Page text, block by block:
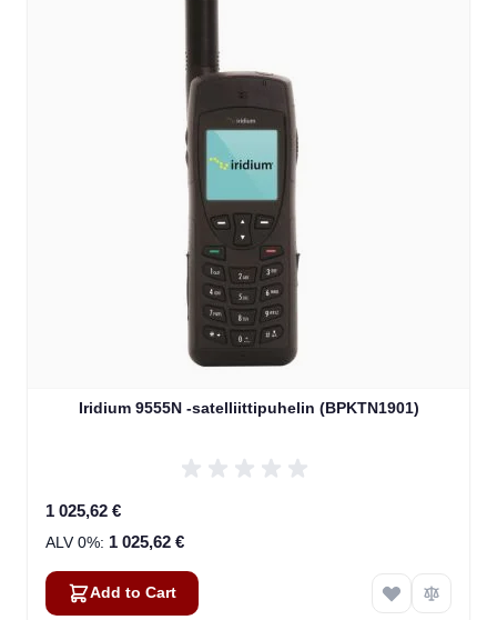
Iridium 9555N -satelliittipuhelin (BPKTN1901)
1 025,62 €
1 025,62 €
Add to Cart